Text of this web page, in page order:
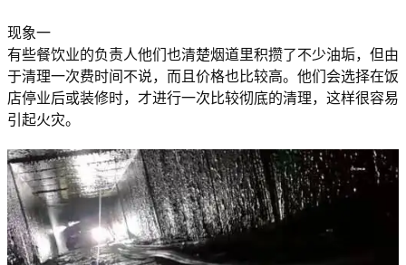
现象一
有些餐饮业的负责人他们也清楚烟道里积攒了不少油垢，但由
于清理一次费时间不说，而且价格也比较高。他们会选择在饭
店停业后或装修时，才进行一次比较彻底的清理，这样很容易
引起火灾。